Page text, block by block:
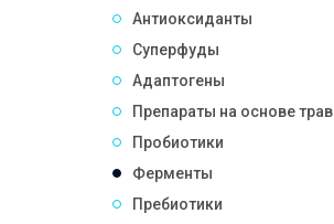
Антиоксиданты
Суперфуды
Адаптогены
Препараты на основе трав
Пробиотики
Ферменты
Пребиотики